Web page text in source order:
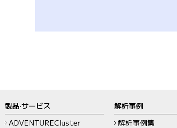
製品‧サービス
ADVENTURECluster
解析事例
解析事例集